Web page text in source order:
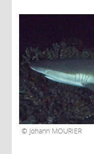
Johann MOURIER